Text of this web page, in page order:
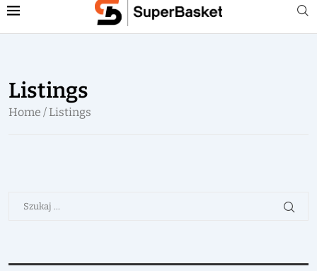
Listings
Home / Listings